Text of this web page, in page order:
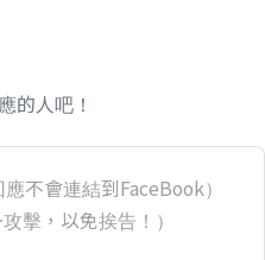
的人吧！
應不會連結到FaceBook）
擊，以免挨告！）